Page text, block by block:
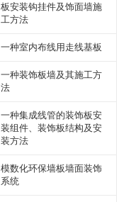
板安装钩挂件及饰面墙施
工方法
一种室内布线用走线基板
一种装饰板墙及其施工方
法
一种集成线管的装饰板安
装组件、装饰板结构及安
装方法
模数化环保墙板墙面装饰
系统